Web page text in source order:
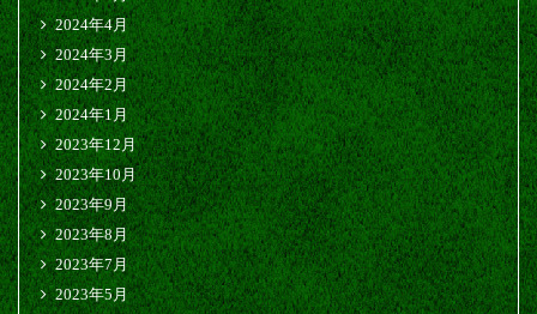
2024年4月
2024年3月
2024年2月
2024年1月
2023年12月
2023年10月
2023年9月
2023年8月
2023年7月
2023年5月